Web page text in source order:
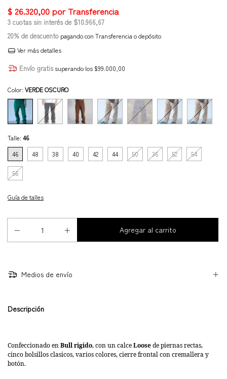
3 cuotas sin interés de $10.966,67
20% de descuento pagando con Transferencia o depósito
Ver más detalles
Envío gratis superando los $99.000,00
Color: VERDE OSCURO
Talle: 46
46
48 38 40 42 44 50 36 52 54
56
Guía de talles
Medios de envío
Descripción
Confeccionado enBull rigido, con un calceLoosede piernas rectas,
cinco bolsillos clasicos, varios colores, cierre frontal con cremallera y
botón.